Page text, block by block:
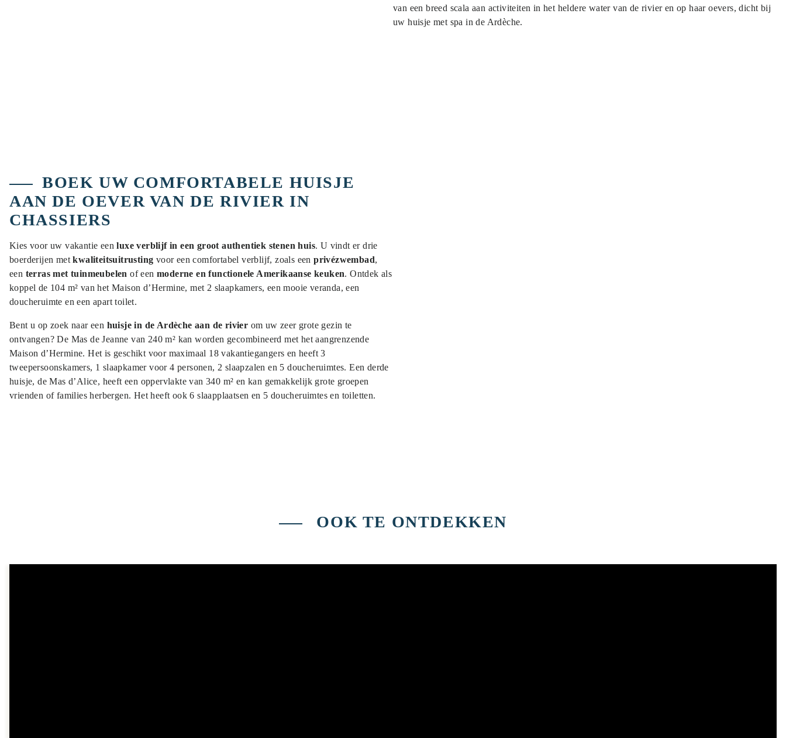
van een breed scala aan activiteiten in het heldere water van de rivier en op haar oevers, dicht bij
uw huisje met spa in de Ardèche.
BOEK UW COMFORTABELE HUISJE
AAN DE OEVER VAN DE RIVIER IN
CHASSIERS
Kies voor uw vakantie eenluxe verblijf in een groot authentiek stenen huis. U vindt er drie
boerderijen metkwaliteitsuitrusting voor een comfortabel verblijf, zoals eenprivézwembad,
een terras met tuinmeubelen of eenmoderne en functionele Amerikaanse keuken. Ontdek als
koppel de 104 m² van het Maison d’Hermine, met 2 slaapkamers, een mooie veranda, een
doucheruimte en een apart toilet.
Bent u op zoek naar een huisje in de Ardèche aan de rivier om uw zeer grote gezin te
ontvangen? De Mas de Jeanne van 240 m² kan worden gecombineerd met het aangrenzende
Maison d’Hermine. Het is geschikt voor maximaal 18 vakantiegangers en heeft 3
tweepersoonskamers, 1 slaapkamer voor 4 personen, 2 slaapzalen en 5 doucheruimtes. Een derde
huisje, de Mas d’Alice, heeft een oppervlakte van 340 m² en kan gemakkelijk grote groepen
vrienden of families herbergen. Het heeft ook 6 slaapplaatsen en 5 doucheruimtes en toiletten.
OOK TE ONTDEKKEN